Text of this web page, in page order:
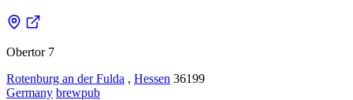
Obertor 7
Rotenburg an der Fulda , Hessen 36199
Germany brewpub